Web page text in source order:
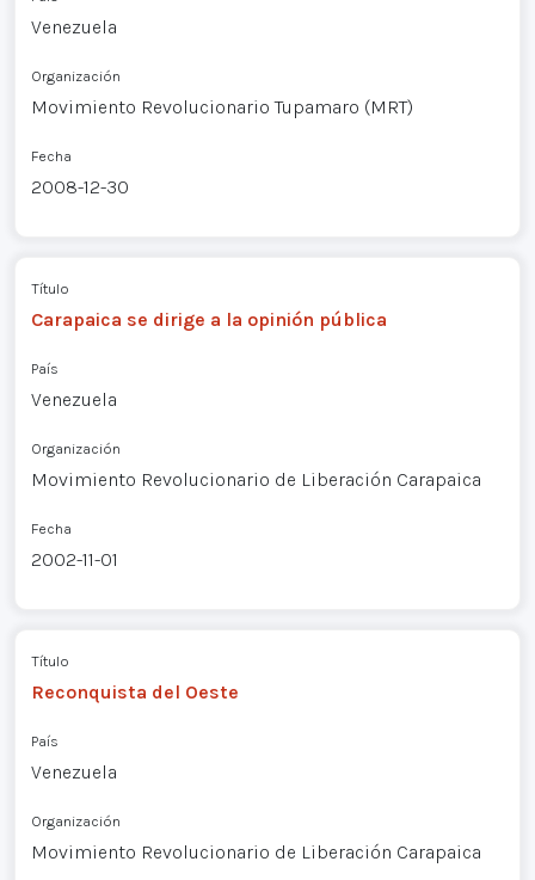
Venezuela
Organización
Movimiento Revolucionario Tupamaro (MRT)
Fecha
2008-12-30
Título
Carapaica se dirige a la opinión pública
País
Venezuela
Organización
Movimiento Revolucionario de Liberación Carapaica
Fecha
2002-11-01
Título
Reconquista del Oeste
País
Venezuela
Organización
Movimiento Revolucionario de Liberación Carapaica